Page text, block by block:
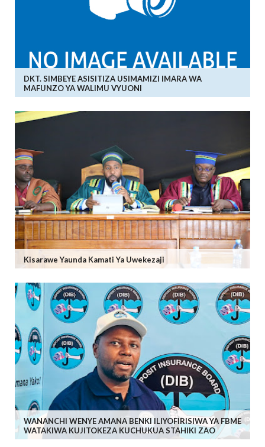
DKT. SIMBEYE ASISITIZA USIMAMIZI IMARA WA
MAFUNZO YA WALIMU VYUONI
Kisarawe Yaunda Kamati Ya Uwekezaji
WANANCHI WENYE AMANA BENKI ILIYOFIRISIWA YA FBME
WATAKIWA KUJITOKEZA KUCHUKUA STAHIKI ZAO